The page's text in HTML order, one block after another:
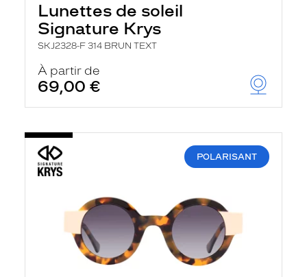
Lunettes de soleil
Signature Krys
SKJ2328-F 314 BRUN TEXT
À partir de
69,00 €
POLARISANT